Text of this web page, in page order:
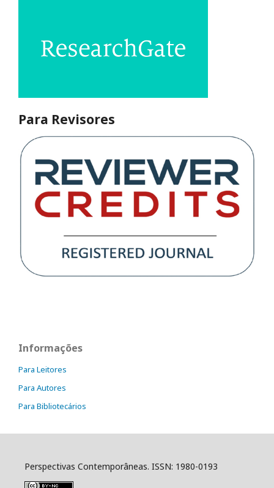
Para Revisores
Informações
Para Leitores
Para Autores
Para Bibliotecários
Perspectivas Contemporâneas. ISSN: 1980-0193